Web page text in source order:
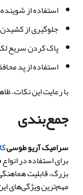
استفاده از
جلوگیری از
پاک کردن سریع
استفاده از پد
با رعایت این نکات،
جمع‌بندی
سرامیک آریو طوسی
برای استفاده در
بزرگ، قابلیت
مهم‌ترین